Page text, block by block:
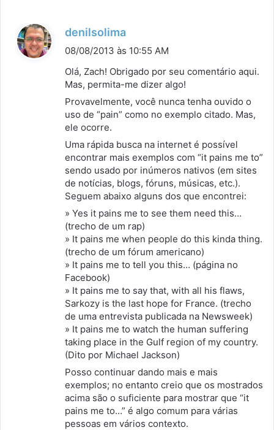
denilsolima
s
e
:
08/08/2013 às 10:55 AM
Olá, Zach! Obrigado por seu comentário aqui.
Mas, permita-me dizer algo!
Provavelmente, você nunca tenha ouvido o
uso de “pain” como no exemplo citado. Mas,
ele ocorre.
Uma rápida busca na internet é possível
encontrar mais exemplos com “it pains me to”
sendo usado por inúmeros nativos (em sites
de notícias, blogs, fóruns, músicas, etc.).
Seguem abaixo alguns dos que encontrei:
» Yes it pains me to see them need this…
(trecho de um rap)
» It pains me when people do this kinda thing.
(trecho de um fórum americano)
» It pains me to tell you this… (página no
Facebook)
» It pains me to say that, with all his flaws,
Sarkozy is the last hope for France. (trecho
de uma entrevista publicada na Newsweek)
» It pains me to watch the human suffering
taking place in the Gulf region of my country.
(Dito por Michael Jackson)
Posso continuar dando mais e mais
exemplos; no entanto creio que os mostrados
acima são o suficiente para mostrar que “it
pains me to…” é algo comum para várias
pessoas em vários contexto.